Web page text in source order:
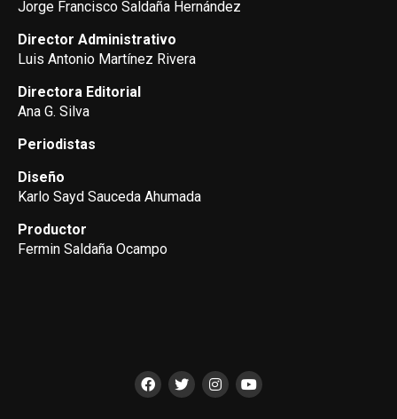
Jorge Francisco Saldaña Hernández
Director Administrativo
Luis Antonio Martínez Rivera
Directora Editorial
Ana G. Silva
Periodistas
Diseño
Karlo Sayd Sauceda Ahumada
Productor
Fermin Saldaña Ocampo